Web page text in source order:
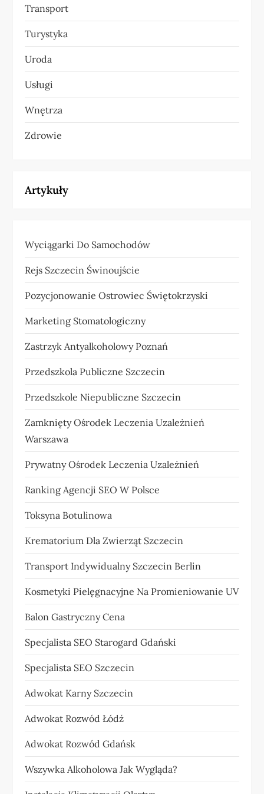
Transport
Turystyka
Uroda
Usługi
Wnętrza
Zdrowie
Artykuły
Wyciągarki Do Samochodów
Rejs Szczecin Świnoujście
Pozycjonowanie Ostrowiec Świętokrzyski
Marketing Stomatologiczny
Zastrzyk Antyalkoholowy Poznań
Przedszkola Publiczne Szczecin
Przedszkole Niepubliczne Szczecin
Zamknięty Ośrodek Leczenia Uzależnień
Warszawa
Prywatny Ośrodek Leczenia Uzależnień
Ranking Agencji SEO W Polsce
Toksyna Botulinowa
Krematorium Dla Zwierząt Szczecin
Transport Indywidualny Szczecin Berlin
Kosmetyki Pielęgnacyjne Na Promieniowanie UV
Balon Gastryczny Cena
Specjalista SEO Starogard Gdański
Specjalista SEO Szczecin
Adwokat Karny Szczecin
Adwokat Rozwód Łódź
Adwokat Rozwód Gdańsk
Wszywka Alkoholowa Jak Wygląda?